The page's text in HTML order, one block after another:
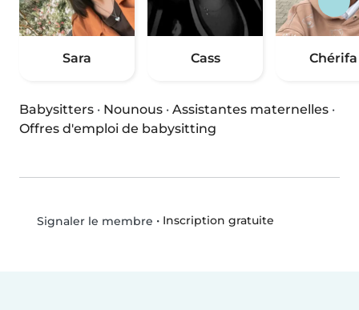
Sara Cass Chérifa
Babysitters · Nounous · Assistantes maternelles ·
Offres d'emploi de babysitting
Signaler le membre • Inscription gratuite